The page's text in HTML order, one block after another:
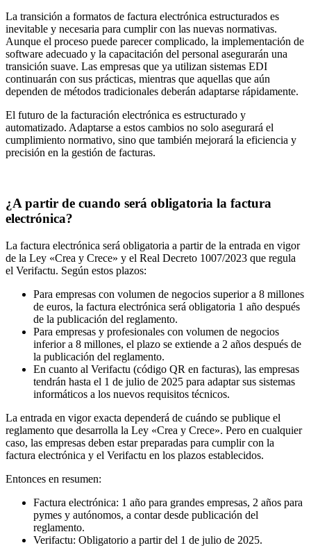
La transición a formatos de factura electrónica estructurados es
inevitable y necesaria para cumplir con las nuevas normativas.
Aunque el proceso puede parecer complicado, la implementación de
software adecuado y la capacitación del personal asegurarán una
transición suave. Las empresas que ya utilizan sistemas EDI
continuarán con sus prácticas, mientras que aquellas que aún
dependen de métodos tradicionales deberán adaptarse rápidamente.
El futuro de la facturación electrónica es estructurado y
automatizado. Adaptarse a estos cambios no solo asegurará el
cumplimiento normativo, sino que también mejorará la eficiencia y
precisión en la gestión de facturas.
¿A partir de cuando será obligatoria la factura
electrónica?
La factura electrónica será obligatoria a partir de la entrada en vigor
de la Ley «Crea y Crece» y el Real Decreto 1007/2023 que regula
el Verifactu. Según estos plazos:
Para empresas con volumen de negocios superior a 8 millones
de euros, la factura electrónica será obligatoria 1 año después
de la publicación del reglamento.
Para empresas y profesionales con volumen de negocios
inferior a 8 millones, el plazo se extiende a 2 años después de
la publicación del reglamento.
En cuanto al Verifactu (código QR en facturas), las empresas
tendrán hasta el 1 de julio de 2025 para adaptar sus sistemas
informáticos a los nuevos requisitos técnicos.
La entrada en vigor exacta dependerá de cuándo se publique el
reglamento que desarrolla la Ley «Crea y Crece». Pero en cualquier
caso, las empresas deben estar preparadas para cumplir con la
factura electrónica y el Verifactu en los plazos establecidos.
Entonces en resumen:
Factura electrónica: 1 año para grandes empresas, 2 años para
pymes y autónomos, a contar desde publicación del
reglamento.
Verifactu: Obligatorio a partir del 1 de julio de 2025.